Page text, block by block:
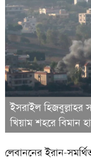
ইসরাইল হিজবুল্লাহর
খিয়াম শহরে বিমান
লেবাননের ইরান-